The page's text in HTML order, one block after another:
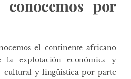
conocemos por
el continente africano
la explotación económica y
cultural y lingüística por parte